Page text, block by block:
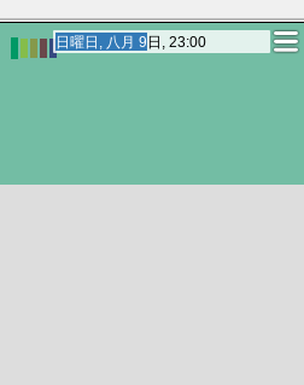
月曜日, 八月 10日, 19:00
月曜日, 八月 10日, 19:00